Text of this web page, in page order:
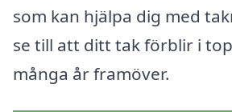
som kan hjälpa dig med
se till att ditt tak förblir i
många år framöver.